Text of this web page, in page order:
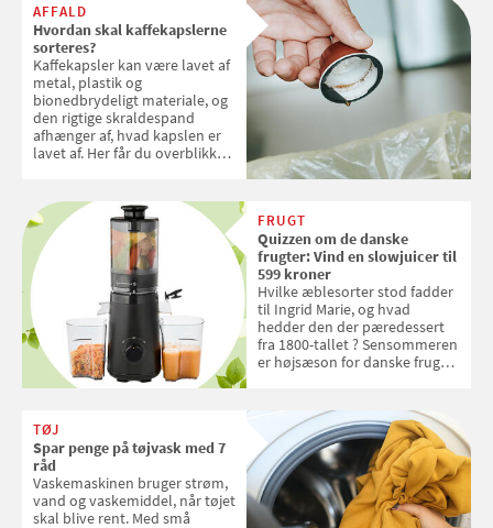
AFFALD
Hvordan skal kaffekapslerne
sorteres?
Kaffekapsler kan være lavet af
metal, plastik og
bionedbrydeligt materiale, og
den rigtige skraldespand
afhænger af, hvad kapslen er
lavet af. Her får du overblikket
FRUGT
Quizzen om de danske
frugter: Vind en slowjuicer til
599 kroner
Hvilke æblesorter stod fadder
til Ingrid Marie, og hvad
hedder den der pæredessert
fra 1800-tallet ? Sensommeren
er højsæson for danske fruger,
favoritter. Det fejrer Samvirke
med en quiz om alt det danske
frugt, vi elsker. Konkurrencen
slutter fredag d. 18. september
2026
TØJ
Spar penge på tøjvask med 7
råd
Vaskemaskinen bruger strøm,
vand og vaskemiddel, når tøjet
skal blive rent. Med små